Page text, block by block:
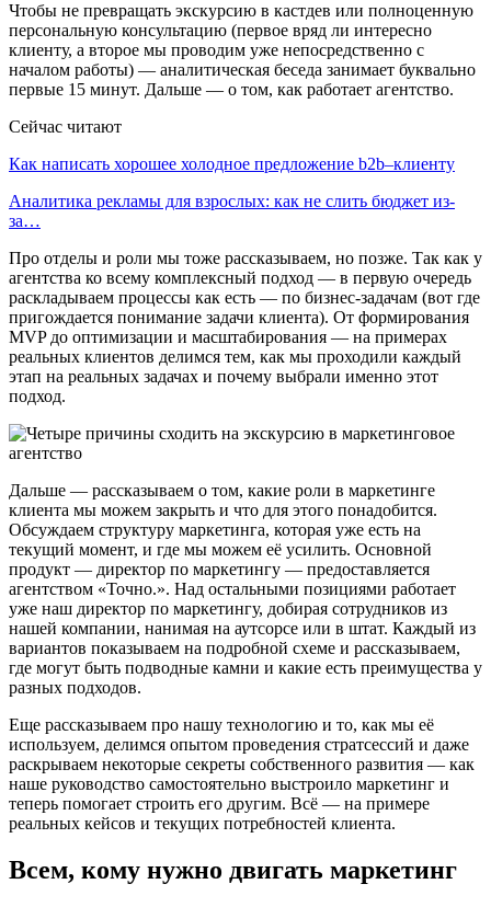
Чтобы не превращать экскурсию в кастдев или полноценную
персональную консультацию (первое вряд ли интересно
клиенту, а второе мы проводим уже непосредственно с
началом работы) — аналитическая беседа занимает буквально
первые 15 минут. Дальше — о том, как работает агентство.
Сейчас читают
Как написать хорошее холодное предложение b2b–клиенту
Аналитика рекламы для взрослых: как не слить бюджет из-
за…
Про отделы и роли мы тоже рассказываем, но позже. Так как у
агентства ко всему комплексный подход — в первую очередь
раскладываем процессы как есть — по бизнес-задачам (вот где
пригождается понимание задачи клиента). От формирования
MVP до оптимизации и масштабирования — на примерах
реальных клиентов делимся тем, как мы проходили каждый
этап на реальных задачах и почему выбрали именно этот
подход.
Дальше — рассказываем о том, какие роли в маркетинге
клиента мы можем закрыть и что для этого понадобится.
Обсуждаем структуру маркетинга, которая уже есть на
текущий момент, и где мы можем её усилить. Основной
продукт — директор по маркетингу — предоставляется
агентством «Точно.». Над остальными позициями работает
уже наш директор по маркетингу, добирая сотрудников из
нашей компании, нанимая на аутсорсе или в штат. Каждый из
вариантов показываем на подробной схеме и рассказываем,
где могут быть подводные камни и какие есть преимущества у
разных подходов.
Еще рассказываем про нашу технологию и то, как мы её
используем, делимся опытом проведения стратсессий и даже
раскрываем некоторые секреты собственного развития — как
наше руководство самостоятельно выстроило маркетинг и
теперь помогает строить его другим. Всё — на примере
реальных кейсов и текущих потребностей клиента.
Всем, кому нужно двигать маркетинг